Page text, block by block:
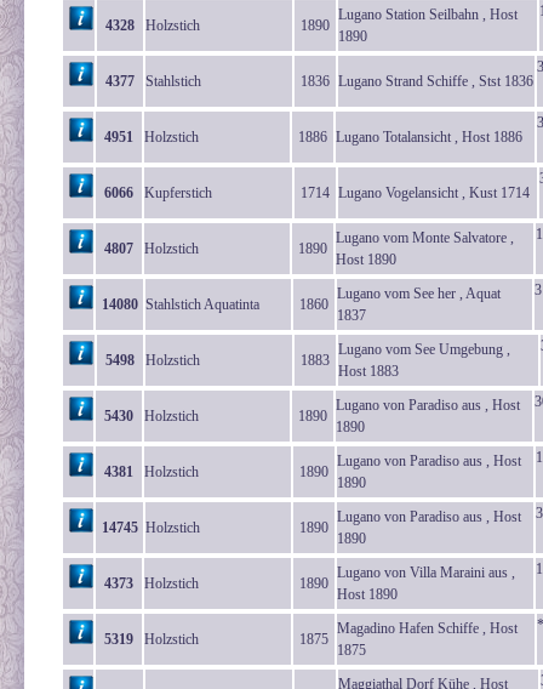
4328 Holzstich 1890
Lugano Station Seilbahn , Host
1890
4377 Stahlstich 1836 Lugano Strand Schiffe , Stst 1836
4951 Holzstich 1886 Lugano Totalansicht , Host 1886
6066 Kupferstich 1714 Lugano Vogelansicht , Kust 1714
4807 Holzstich 1890
Lugano vom Monte Salvatore ,
Host 1890
14080 Stahlstich Aquatinta 1860
Lugano vom See her , Aquat
1837
5498 Holzstich 1883
Lugano vom See Umgebung ,
Host 1883
5430 Holzstich 1890
Lugano von Paradiso aus , Host
1890
4381 Holzstich 1890
Lugano von Paradiso aus , Host
1890
14745 Holzstich 1890
Lugano von Paradiso aus , Host
1890
4373 Holzstich 1890
Lugano von Villa Maraini aus ,
Host 1890
5319 Holzstich 1875
Magadino Hafen Schiffe , Host
1875
Maggiathal Dorf Kühe , Host